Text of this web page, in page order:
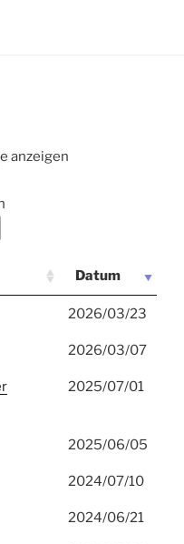
anzeigen
Datum
2026/03/23
2026/03/07
2025/07/01
2025/06/05
2024/07/10
2024/06/21